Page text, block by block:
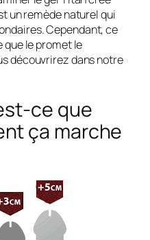
un remède naturel qui
Cependant, ce
le promet le
découvrirez dans notre
ce que
ça marche